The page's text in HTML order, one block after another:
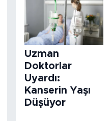
Uzman
Doktorlar
Uyardı:
Kanserin Yaşı
Düşüyor